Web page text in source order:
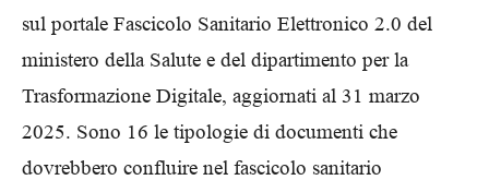
sul portale Fascicolo Sanitario Elettronico 2.0 del
ministero della Salute e del dipartimento per la
Trasformazione Digitale, aggiornati al 31 marzo
2025. Sono 16 le tipologie di documenti che
dovrebbero confluire nel fascicolo sanitario